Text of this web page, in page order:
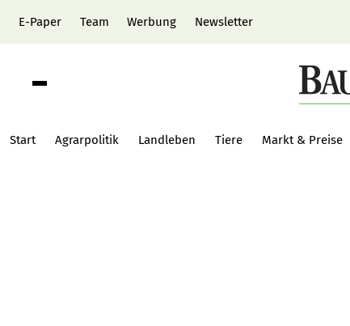
E-Paper Team Werbung Newsletter
Start Agrarpolitik Landleben Tiere Markt & Preise